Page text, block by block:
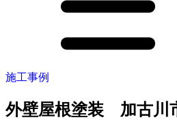
施工事例
外壁屋根塗装 加古